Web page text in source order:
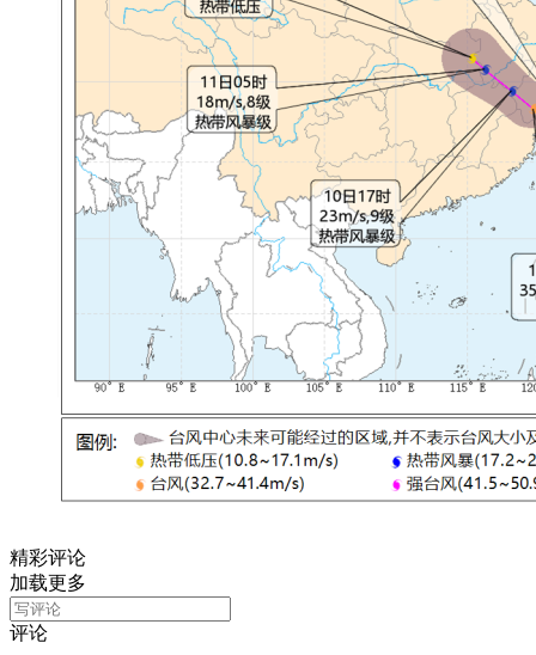
精彩评论
加载更多
评论